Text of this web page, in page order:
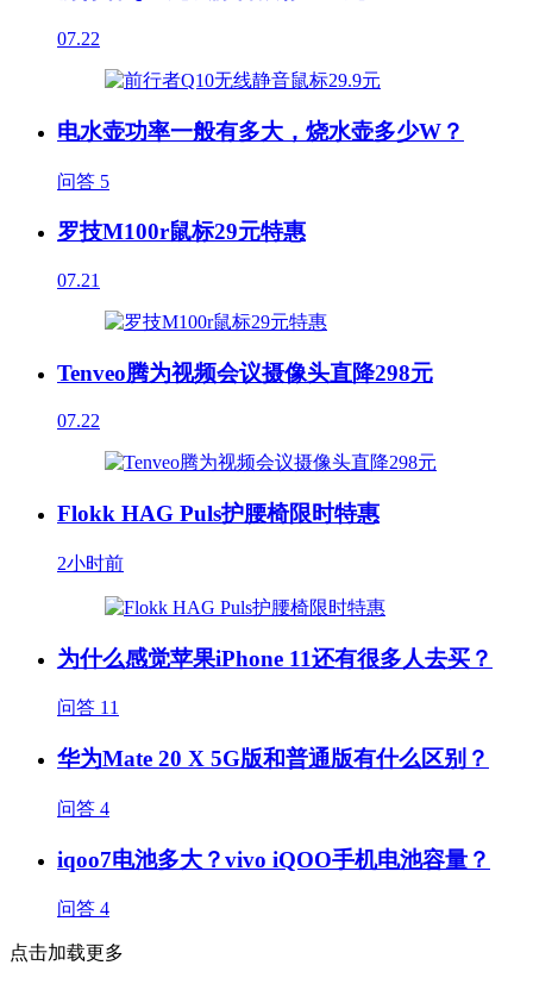
07.22
电水壶功率一般有多大，烧水壶多少W？
问答 5
罗技M100r鼠标29元特惠
07.21
Tenveo腾为视频会议摄像头直降298元
07.22
Flokk HAG Puls护腰椅限时特惠
2小时前
为什么感觉苹果iPhone 11还有很多人去买？
问答 11
华为Mate 20 X 5G版和普通版有什么区别？
问答 4
iqoo7电池多大？vivo iQOO手机电池容量？
问答 4
点击加载更多